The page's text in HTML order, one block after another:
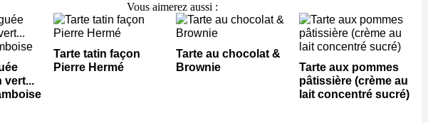
Vous aimerez aussi :
vert...
Tarte tatin façon
Pierre Hermé
Tarte au chocolat &
Brownie
Tarte aux pommes
pâtissière (crème au
lait concentré sucré)